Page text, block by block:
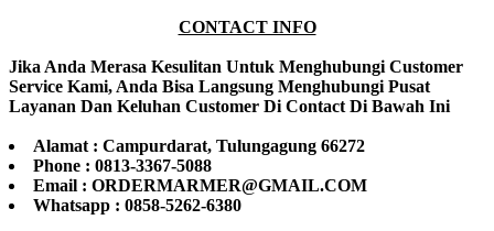
CONTACT INFO
Jika Anda Merasa Kesulitan Untuk Menghubungi Customer
Service Kami, Anda Bisa Langsung Menghubungi Pusat
Layanan Dan Keluhan Customer Di Contact Di Bawah Ini
Alamat : Campurdarat, Tulungagung 66272
Phone : 0813-3367-5088
Email : ORDERMARMER@GMAIL.COM
Whatsapp : 0858-5262-6380